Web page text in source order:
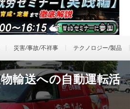
災害/事故/不祥事 テクノロジー/製品
輸送への自動運転活